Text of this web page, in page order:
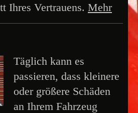
Ihres Vertrauens. Mehr
Täglich kann es
passieren, dass kleinere
oder größere Schäden
an Ihrem Fahrzeug